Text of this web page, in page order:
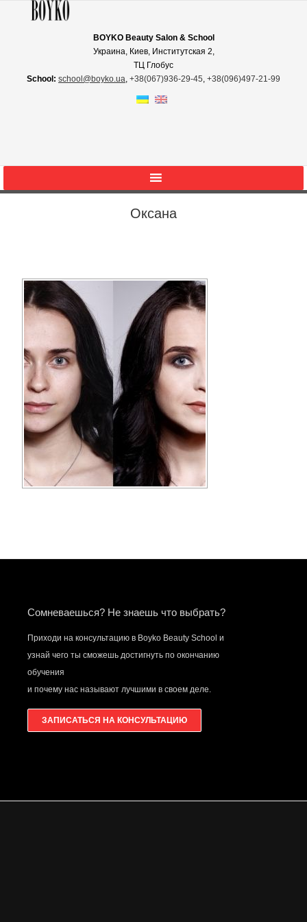
BOYKO Beauty Salon & School
Украина, Киев, Институтская 2,
ТЦ Глобус
School: school@boyko.ua, +38(067)936‑29‑45, +38(096)497‑21‑99
Оксана
Сомневаешься? Не знаешь что выбрать?
Приходи на консультацию в Boyko Beauty School и
узнай чего ты сможешь достигнуть по окончанию
обучения
и почему нас называют лучшими в своем деле.
ЗАПИСАТЬСЯ НА КОНСУЛЬТАЦИЮ